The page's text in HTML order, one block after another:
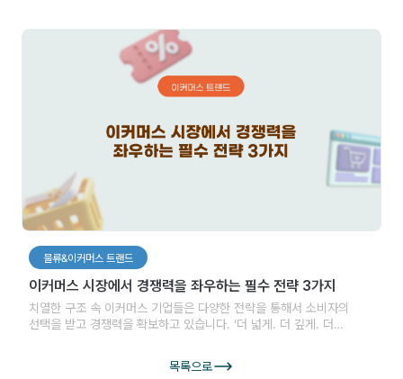
물류&이커머스 트랜드
이커머스 시장에서 경쟁력을 좌우하는 필수 전략 3가지
치열한 구조 속 이커머스 기업들은 다양한 전략을 통해서 소비자의
선택을 받고 경쟁력을 확보하고 있습니다. ‘더 넓게. 더 깊게. 더
목록으로